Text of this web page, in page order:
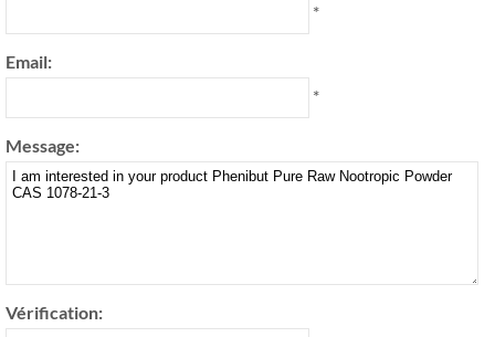
*
Email:
*
Message:
Vérification: